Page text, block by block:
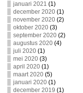
januari 2021 (1)
december 2020(1)
november 2020(2)
oktober 2020(3)
september 2020(2)
augustus 2020(4)
juli 2020(1)
mei 2020(3)
april 2020(1)
maart 2020(5)
januari 2020(1)
december 2019 (1)